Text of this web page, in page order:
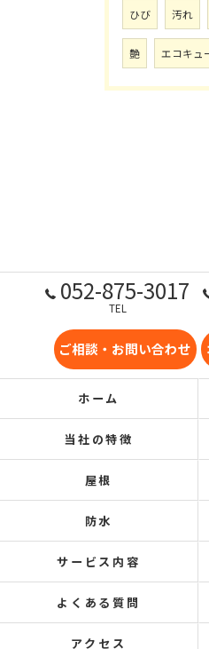
ひび 汚れ
艶 エコキュ
052-875-3017
TEL
ご相談・お問い合わせ
ホーム
当社の特徴
屋根
防水
サービス内容
よくある質問
アクセス